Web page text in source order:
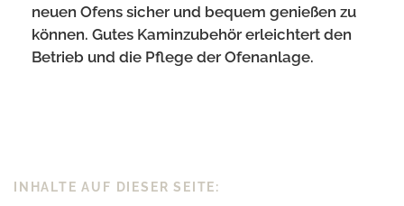
neuen Ofens sicher und bequem genießen zu
können. Gutes Kaminzubehör erleichtert den
Betrieb und die Pflege der Ofenanlage.
INHALTE AUF DIESER SEITE: